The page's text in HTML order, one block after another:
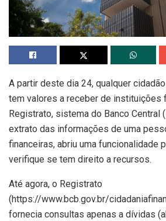
A partir deste dia 24, qualquer
tem valores a receber de instituições
Registrato, sistema do Banco Central
extrato das informações de uma
financeiras, abriu uma funcionalidade
verifique se tem direito a recursos.
Até agora, o Registrato
(https://www.bcb.gov.br/
fornecia consultas apenas a dívidas